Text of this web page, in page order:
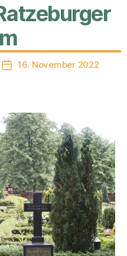
Veröffentlichungsdatum
16. November 2022